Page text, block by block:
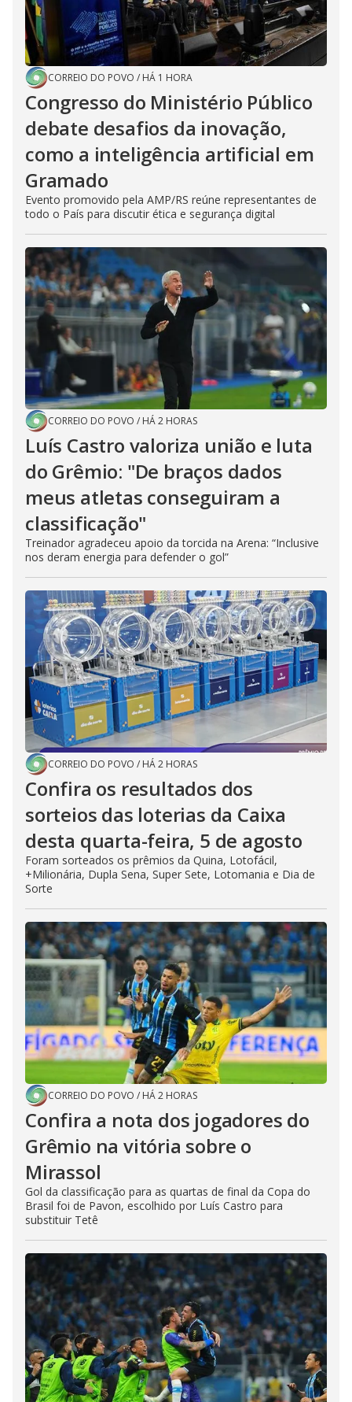
CORREIO DO POVO / HÁ 1 HORA
Congresso do Ministério Público
debate desafios da inovação,
como a inteligência artificial em
Gramado
Evento promovido pela AMP/RS reúne representantes de
todo o País para discutir ética e segurança digital
CORREIO DO POVO / HÁ 2 HORAS
Luís Castro valoriza união e luta
do Grêmio: "De braços dados
meus atletas conseguiram a
classificação"
Treinador agradeceu apoio da torcida na Arena: “Inclusive
nos deram energia para defender o gol”
CORREIO DO POVO / HÁ 2 HORAS
Confira os resultados dos
sorteios das loterias da Caixa
desta quarta-feira, 5 de agosto
Foram sorteados os prêmios da Quina, Lotofácil,
+Milionária, Dupla Sena, Super Sete, Lotomania e Dia de
Sorte
CORREIO DO POVO / HÁ 2 HORAS
Confira a nota dos jogadores do
Grêmio na vitória sobre o
Mirassol
Gol da classificação para as quartas de final da Copa do
Brasil foi de Pavon, escolhido por Luís Castro para
substituir Tetê